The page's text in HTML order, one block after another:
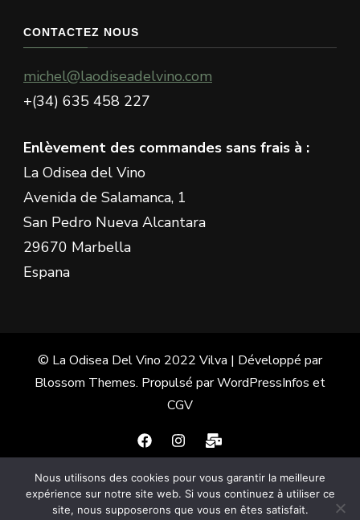
chose
CONTACTEZ NOUS
michel@laodiseadelvino.com
+(34) 635 458 227
Enlèvement des commandes sans frais à :
La Odisea del Vino
Avenida de Salamanca, 1
San Pedro Nueva Alcantara
29670 Marbella
Espana
© La Odisea Del Vino 2022 Vilva | Développé par
Blossom Themes. Propulsé parWordPressInfos et
CGV
Français Español(Espagnol)
English(Anglais )
Nous utilisons des cookies pour vous garantir la meilleure
expérience sur notre site web. Si vous continuez à utiliser ce
site, nous supposerons que vous en êtes satisfait.